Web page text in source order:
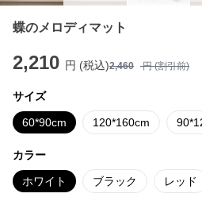
蝶のメロディマット
2,210 円 (税込)2,460 円 (割引前)
サイズ
60*90cm 120*160cm
カラー
ホワイト ブラック レッド